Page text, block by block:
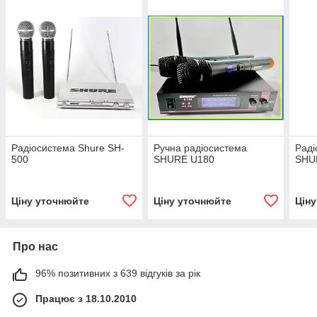
Радіосистема Shure SH-
500
Ціну уточнюйте
Ручна радіосистема
SHURE U180
Ціну уточнюйте
Про нас
96% позитивних з 639 відгуків за рік
Працює з 18.10.2010